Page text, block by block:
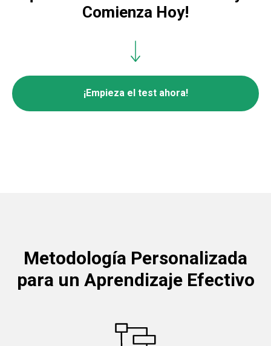
Comienza Hoy!
¡Empieza el test ahora!
Metodología Personalizada
para un Aprendizaje Efectivo